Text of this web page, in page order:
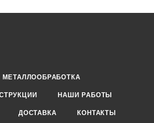
МЕТАЛЛООБРАБОТКА
НАШИ РАБОТЫ
ДОСТАВКА КОНТАКТЫ